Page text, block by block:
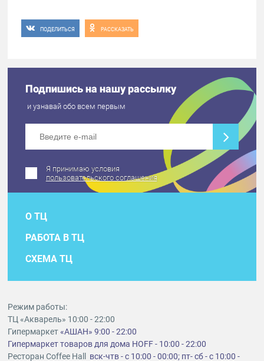
ПОДЕЛИТЬСЯ РАССКАЗАТЬ
Подпишись на нашу рассылку
и узнавай обо всем первым
Я принимаю условия
пользовательского соглашения
О ТЦ
РАБОТА В ТЦ
СХЕМА ТЦ
Режим работы:
ТЦ «Акварель» 10:00 - 22:00
Гипермаркет«АШАН» 9:00 - 22:00
Гипермаркет товаров для дома HOFF - 10:00 - 22:00
Ресторан Coffee Hall вск-чтв - с 10:00 - 00:00; пт- сб - с 10:00 -